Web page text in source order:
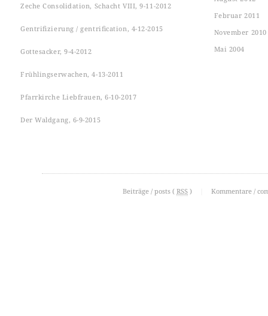
Zeche Consolidation, Schacht VIII, 9-11-2012
Gentrifizierung / gentrification, 4-12-2015
Gottesacker, 9-4-2012
Frühlingserwachen, 4-13-2011
Pfarrkirche Liebfrauen, 6-10-2017
Der Waldgang, 6-9-2015
Februar 2011
November 2010
Mai 2004
Beiträge / posts ( RSS ) Kommentare /